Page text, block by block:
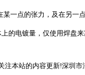
一点的张力，及在另一点
的电镀量，仅使用焊盘
注本站的内容更新!深圳